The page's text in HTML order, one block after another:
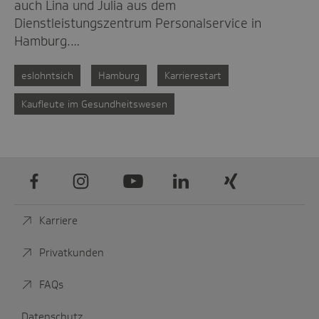
auch Lina und Julia aus dem
Dienstleistungszentrum Personalservice in
Hamburg.…
eslohntsich Hamburg Karrierestart
Kaufleute im Gesundheitswesen
Facebook Instagram
Youtube LinkedIn Xing
Karriere
Privatkunden
FAQs